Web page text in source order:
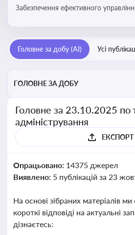
Забезпечення ефективного
Головне за добу (AI) Усі
ГОЛОВНЕ ЗА ДОБУ
Головне за 23.10.2025 по
адміністрування
ЕКСПОРТ
Опрацьовано: 14375 джерел
Виявлено: 5 публікацій за 23
На основі зібраних матеріалів
короткі відповіді на актуальні
дізнаєтесь: